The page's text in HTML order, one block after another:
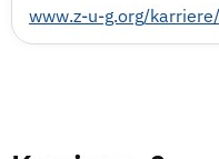
www.z-u-g.org/karriere/